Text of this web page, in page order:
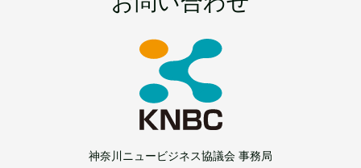
神奈川ニュービジネス協議会 事務局